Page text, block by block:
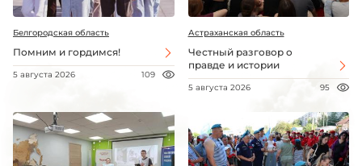
Белгородская область
Помним и гордимся!
5 августа 2026 109
Астраханская область
Честный разговор о
правде и истории
5 августа 2026 95